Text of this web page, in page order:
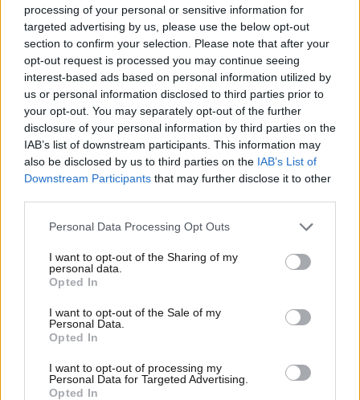
processing of your personal or sensitive information for
targeted advertising by us, please use the below opt-out
section to confirm your selection. Please note that after your
opt-out request is processed you may continue seeing
interest-based ads based on personal information utilized by
us or personal information disclosed to third parties prior to
your opt-out. You may separately opt-out of the further
disclosure of your personal information by third parties on the
IAB’s list of downstream participants. This information may
also be disclosed by us to third parties on the IAB’s List of
Downstream Participants that may further disclose it to other
Please note that this website/app uses one or more Google
not limited to your visit or usage behaviour. You may click to
grant or deny consent to Google and its third-party tags to
use your data for below specified purposes in below Google
consent section.
Personal Data Processing Opt Outs
I want to opt-out of the Sharing of my
personal data.
Opted In
I want to opt-out of the Sale of my
Personal Data.
Opted In
I want to opt-out of processing my
Personal Data for Targeted Advertising.
Opted In
04·02·2022 17:16
«Βόμβα» στη Super League: Με αφαίρεση 5-10 βαθμών